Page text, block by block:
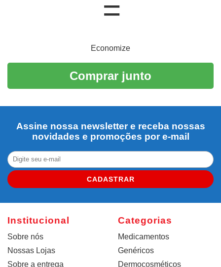
Economize
Comprar junto
Assine nossa newsletter e receba nossas
novidades e promoções por e-mail
CADASTRAR
Institucional
Sobre nós
Nossas Lojas
Sobre a entrega
Categorias
Medicamentos
Genéricos
Dermocosméticos